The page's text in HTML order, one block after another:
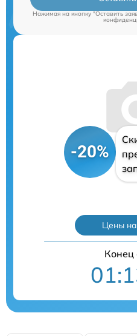
Нажимая на кнопку "Оставить
-20%
Цены
Конец